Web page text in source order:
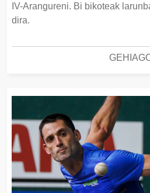
IV-Arangureni. Bi bikoteak
dira.